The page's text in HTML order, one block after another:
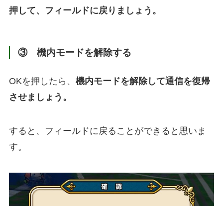
押して、フィールドに戻りましょう。
③ 機内モードを解除する
OKを押したら、 機内モードを解除して通信を復帰
させましょう。
すると、フィールドに戻ることができると思いま
す。